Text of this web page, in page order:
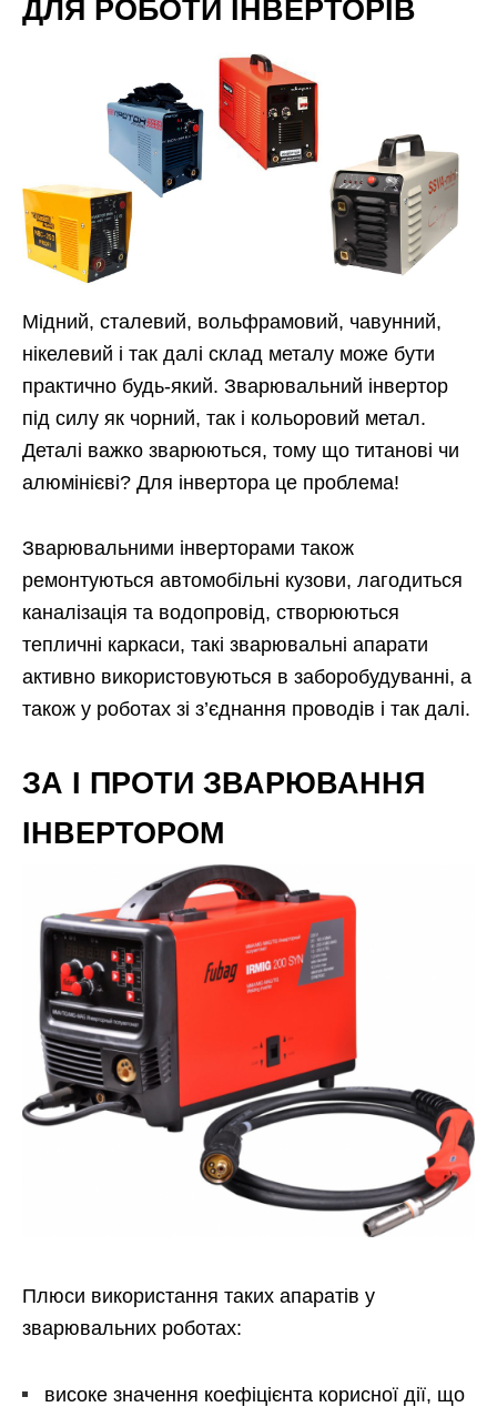
ДЛЯ РОБОТИ ІНВЕРТОРІВ
Мідний, сталевий, вольфрамовий, чавунний,
нікелевий і так далі склад металу може бути
практично будь-який. Зварювальний інвертор
під силу як чорний, так і кольоровий метал.
Деталі важко зварюються, тому що титанові чи
алюмінієві? Для інвертора це проблема!
Зварювальними інверторами також
ремонтуються автомобільні кузови, лагодиться
каналізація та водопровід, створюються
тепличні каркаси, такі зварювальні апарати
активно використовуються в заборобудуванні, а
також у роботах зі з’єднання проводів і так далі.
ЗА І ПРОТИ ЗВАРЮВАННЯ
ІНВЕРТОРОМ
Плюси використання таких апаратів у
зварювальних роботах:
високе значення коефіцієнта корисної дії, що